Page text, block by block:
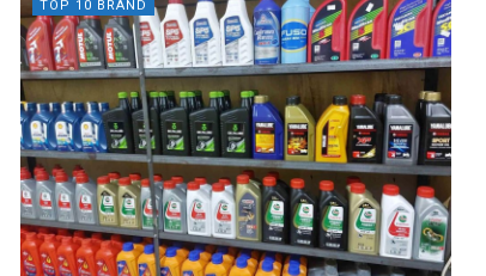
TOP 10 BRAND